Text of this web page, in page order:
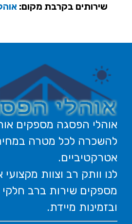
שירותים בקרבת מקום:
אוהלי הפסגה מספקים
להשכרה לכל מטרה
אטרקטיביים.
לנו וותק רב וצוות
מספקים שירות ברב
ובזמינות מיידת.